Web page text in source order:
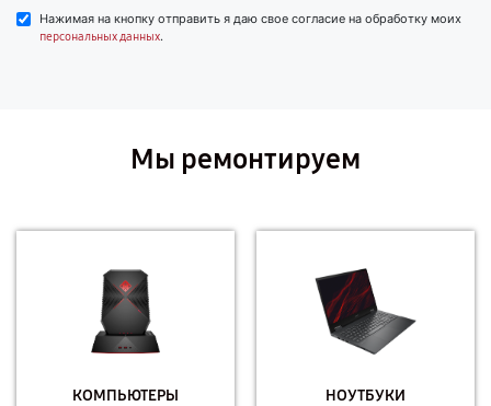
Нажимая на кнопку отправить я даю свое согласие на обработку моих
персональных данных.
Мы ремонтируем
КОМПЬЮТЕРЫ НОУТБУКИ